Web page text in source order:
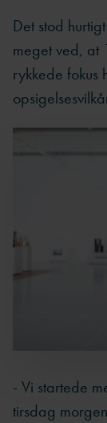
Det stod
meget ved, at
rykkede fokus
- Vi startede
tirsdag